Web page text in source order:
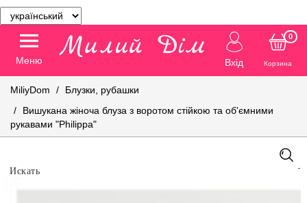
Меню Вхід Корзина
0
MiliyDom
Блузки, рубашки
Вишукана жіноча блуза з воротом стійкою та об'ємними
рукавами "Philippa"